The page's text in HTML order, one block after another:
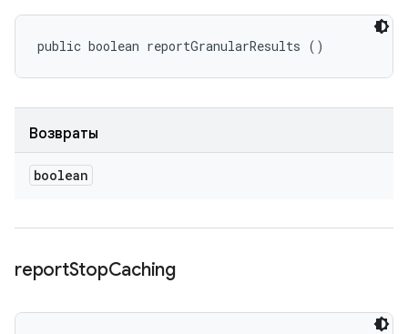
public boolean reportGranularResults ()
Возвраты
boolean
reportStopCaching